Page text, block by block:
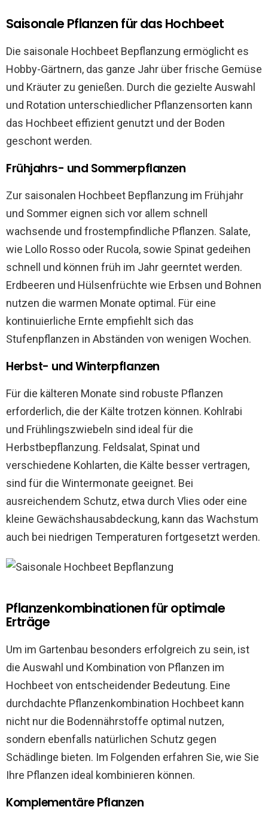
Saisonale Pflanzen für das Hochbeet
Die saisonale Hochbeet Bepflanzung ermöglicht es
Hobby-Gärtnern, das ganze Jahr über frische Gemüse
und Kräuter zu genießen. Durch die gezielte Auswahl
und Rotation unterschiedlicher Pflanzensorten kann
das Hochbeet effizient genutzt und der Boden
geschont werden.
Frühjahrs- und Sommerpflanzen
Zur saisonalen Hochbeet Bepflanzung im Frühjahr
und Sommer eignen sich vor allem schnell
wachsende und frostempfindliche Pflanzen. Salate,
wie Lollo Rosso oder Rucola, sowie Spinat gedeihen
schnell und können früh im Jahr geerntet werden.
Erdbeeren und Hülsenfrüchte wie Erbsen und Bohnen
nutzen die warmen Monate optimal. Für eine
kontinuierliche Ernte empfiehlt sich das
Stufenpflanzen in Abständen von wenigen Wochen.
Herbst- und Winterpflanzen
Für die kälteren Monate sind robuste Pflanzen
erforderlich, die der Kälte trotzen können. Kohlrabi
und Frühlingszwiebeln sind ideal für die
Herbstbepflanzung. Feldsalat, Spinat und
verschiedene Kohlarten, die Kälte besser vertragen,
sind für die Wintermonate geeignet. Bei
ausreichendem Schutz, etwa durch Vlies oder eine
kleine Gewächshausabdeckung, kann das Wachstum
auch bei niedrigen Temperaturen fortgesetzt werden.
Pflanzenkombinationen für optimale
Erträge
Um im Gartenbau besonders erfolgreich zu sein, ist
die Auswahl und Kombination von Pflanzen im
Hochbeet von entscheidender Bedeutung. Eine
durchdachte Pflanzenkombination Hochbeet kann
nicht nur die Bodennährstoffe optimal nutzen,
sondern ebenfalls natürlichen Schutz gegen
Schädlinge bieten. Im Folgenden erfahren Sie, wie Sie
Ihre Pflanzen ideal kombinieren können.
Komplementäre Pflanzen